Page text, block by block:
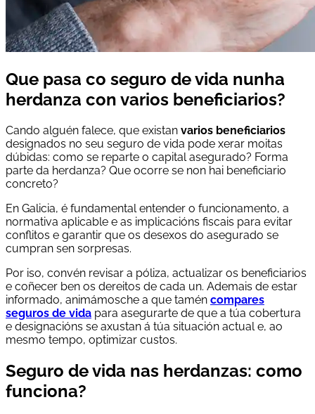
Que pasa co seguro de vida nunha
herdanza con varios beneficiarios?
Cando alguén falece, que existan varios beneficiarios
designados no seu seguro de vida pode xerar moitas
dúbidas: como se reparte o capital asegurado? Forma
parte da herdanza? Que ocorre se non hai beneficiario
concreto?
En Galicia, é fundamental entender o funcionamento, a
normativa aplicable e as implicacións fiscais para evitar
conflitos e garantir que os desexos do asegurado se
cumpran sen sorpresas.
Por iso, convén revisar a póliza, actualizar os beneficiarios
e coñecer ben os dereitos de cada un. Ademais de estar
informado, animámosche a que tamén compares
seguros de vida para asegurarte de que a túa cobertura
e designacións se axustan á túa situación actual e, ao
mesmo tempo, optimizar custos.
Seguro de vida nas herdanzas: como
funciona?